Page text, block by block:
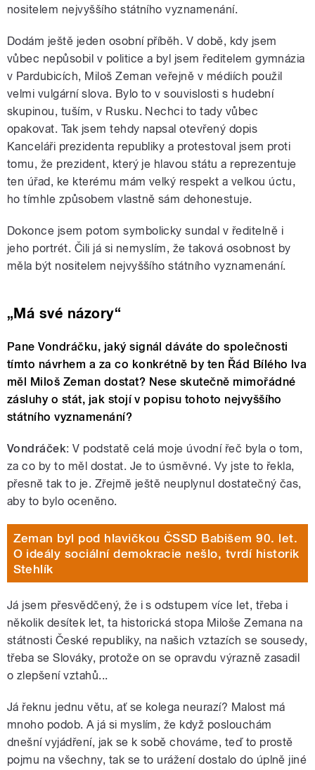
nositelem nejvyššího státního vyznamenání.
Dodám ještě jeden osobní příběh. V době, kdy jsem
vůbec nepůsobil v politice a byl jsem ředitelem gymnázia
v Pardubicích, Miloš Zeman veřejně v médiích použil
velmi vulgární slova. Bylo to v souvislosti s hudební
skupinou, tuším, v Rusku. Nechci to tady vůbec
opakovat. Tak jsem tehdy napsal otevřený dopis
Kanceláři prezidenta republiky a protestoval jsem proti
tomu, že prezident, který je hlavou státu a reprezentuje
ten úřad, ke kterému mám velký respekt a velkou úctu,
ho tímhle způsobem vlastně sám dehonestuje.
Dokonce jsem potom symbolicky sundal v ředitelně i
jeho portrét. Čili já si nemyslím, že taková osobnost by
měla být nositelem nejvyššího státního vyznamenání.
„Má své názory“
Pane Vondráčku, jaký signál dáváte do společnosti
tímto návrhem a za co konkrétně by ten Řád Bílého lva
měl Miloš Zeman dostat? Nese skutečně mimořádné
zásluhy o stát, jak stojí v popisu tohoto nejvyššího
státního vyznamenání?
Vondráček: V podstatě celá moje úvodní řeč byla o tom,
za co by to měl dostat. Je to úsměvné. Vy jste to řekla,
přesně tak to je. Zřejmě ještě neuplynul dostatečný čas,
aby to bylo oceněno.
Zeman byl pod hlavičkou ČSSD Babišem 90. let.
O ideály sociální demokracie nešlo, tvrdí historik
Stehlík
Já jsem přesvědčený, že i s odstupem více let, třeba i
několik desítek let, ta historická stopa Miloše Zemana na
státnosti České republiky, na našich vztazích se sousedy,
třeba se Slováky, protože on se opravdu výrazně zasadil
o zlepšení vztahů...
Já řeknu jednu větu, ať se kolega neurazí? Malost má
mnoho podob. A já si myslím, že když poslouchám
dnešní vyjádření, jak se k sobě chováme, teď to prostě
pojmu na všechny, tak se to urážení dostalo do úplně jiné